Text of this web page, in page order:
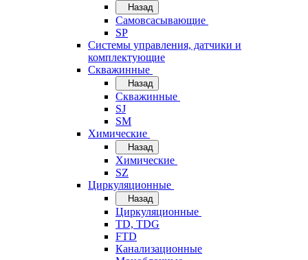
Назад
Самовсасывающие
SP
Системы управления, датчики и
комплектующие
Скважинные
Назад
Скважинные
SJ
SM
Химические
Назад
Химические
SZ
Циркуляционные
Назад
Циркуляционные
TD, TDG
FTD
Канализационные